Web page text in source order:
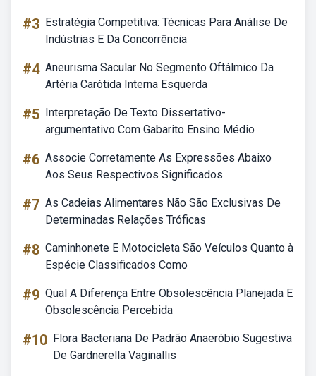
#3 Estratégia Competitiva: Técnicas Para Análise De
Indústrias E Da Concorrência
#4 Aneurisma Sacular No Segmento Oftálmico Da
Artéria Carótida Interna Esquerda
#5 Interpretação De Texto Dissertativo-
argumentativo Com Gabarito Ensino Médio
#6 Associe Corretamente As Expressões Abaixo
Aos Seus Respectivos Significados
#7 As Cadeias Alimentares Não São Exclusivas De
Determinadas Relações Tróficas
#8 Caminhonete E Motocicleta São Veículos Quanto à
Espécie Classificados Como
#9 Qual A Diferença Entre Obsolescência Planejada E
Obsolescência Percebida
#10 Flora Bacteriana De Padrão Anaeróbio Sugestiva
De Gardnerella Vaginallis